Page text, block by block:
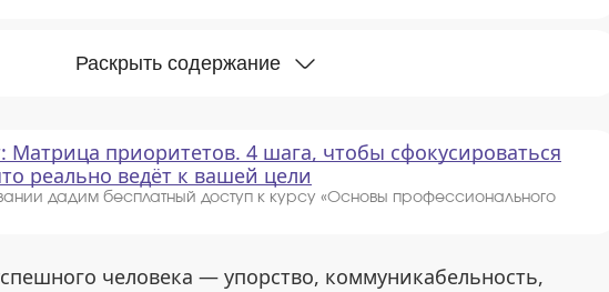
Раскрыть содержание
Матрица приоритетов. 4 шага, чтобы сфокусироваться
реально ведёт к вашей цели
дадим бесплатный доступ к курсу «Основы профессионального
человека — упорство, коммуникабельность,